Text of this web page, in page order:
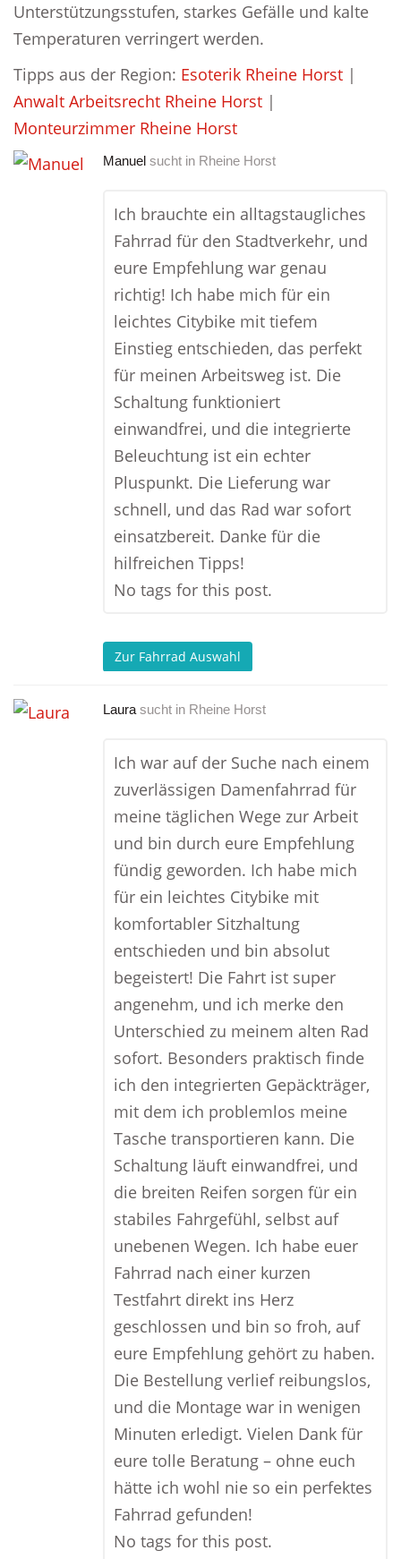
Unterstützungsstufen, starkes Gefälle und kalte
Temperaturen verringert werden.
Tipps aus der Region: Esoterik Rheine Horst |
Anwalt Arbeitsrecht Rheine Horst |
Monteurzimmer Rheine Horst
Manuel sucht in Rheine Horst
Ich brauchte ein alltagstaugliches
Fahrrad für den Stadtverkehr, und
eure Empfehlung war genau
richtig! Ich habe mich für ein
leichtes Citybike mit tiefem
Einstieg entschieden, das perfekt
für meinen Arbeitsweg ist. Die
Schaltung funktioniert
einwandfrei, und die integrierte
Beleuchtung ist ein echter
Pluspunkt. Die Lieferung war
schnell, und das Rad war sofort
einsatzbereit. Danke für die
hilfreichen Tipps!
No tags for this post.
Zur Fahrrad Auswahl
Laura sucht in Rheine Horst
Ich war auf der Suche nach einem
zuverlässigen Damenfahrrad für
meine täglichen Wege zur Arbeit
und bin durch eure Empfehlung
fündig geworden. Ich habe mich
für ein leichtes Citybike mit
komfortabler Sitzhaltung
entschieden und bin absolut
begeistert! Die Fahrt ist super
angenehm, und ich merke den
Unterschied zu meinem alten Rad
sofort. Besonders praktisch finde
ich den integrierten Gepäckträger,
mit dem ich problemlos meine
Tasche transportieren kann. Die
Schaltung läuft einwandfrei, und
die breiten Reifen sorgen für ein
stabiles Fahrgefühl, selbst auf
unebenen Wegen. Ich habe euer
Fahrrad nach einer kurzen
Testfahrt direkt ins Herz
geschlossen und bin so froh, auf
eure Empfehlung gehört zu haben.
Die Bestellung verlief reibungslos,
und die Montage war in wenigen
Minuten erledigt. Vielen Dank für
eure tolle Beratung – ohne euch
hätte ich wohl nie so ein perfektes
Fahrrad gefunden!
No tags for this post.